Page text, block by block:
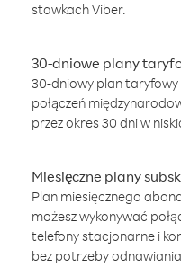
stawkach Viber.
30-dniowe plany
30-dniowy plan
połączeń
przez okres 30 dni w
Miesięczne plany
Plan miesięcznego
możesz wykonywać
telefony stacjonarne i
bez potrzeby